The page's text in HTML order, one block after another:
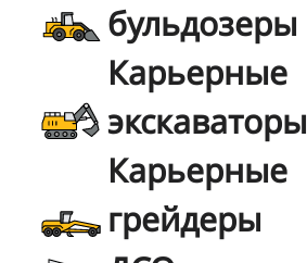
бульдозеры
Карьерные
экскаваторы
Карьерные
грейдеры